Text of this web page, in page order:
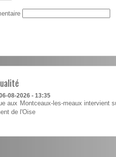
08-2026 - 13:35
aux Montceaux-les-meaux intervient
de l'Oise